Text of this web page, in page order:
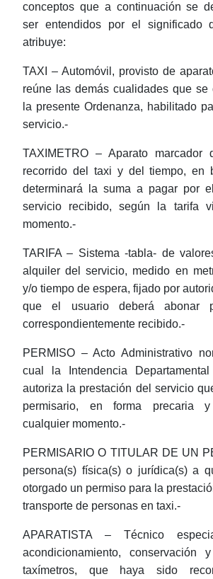
conceptos que a continuación se
ser entendidos por el significado
atribuye:
TAXI – Automóvil, provisto de
reúne las demás cualidades que se
la presente Ordenanza, habilitado
servicio.-
TAXIMETRO – Aparato marcador
recorrido del taxi y del tiempo, en
determinará la suma a pagar por
servicio recibido, según la tarifa
momento.-
TARIFA – Sistema -tabla- de
alquiler del servicio, medido en
y/o tiempo de espera, fijado por
que el usuario deberá abonar
correspondientemente recibido.-
PERMISO – Acto Administrativo
cual la Intendencia
autoriza la prestación del servicio
permisario, en forma precaria
cualquier momento.-
PERMISARIO O TITULAR DE UN
persona(s) física(s) o jurídica(s) a
otorgado un permiso para la
transporte de personas en taxi.-
APARATISTA – Técnico
acondicionamiento, conservación
taxímetros, que haya sido